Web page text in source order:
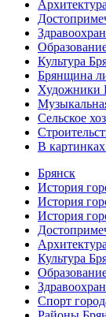
Культура
Брянщина
Художники
Сельское
В
Брянск
История
История
История
Культура
Спорт